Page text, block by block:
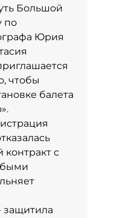
Большой
по
Юрия
чтобы
балета
контракт с
защитила